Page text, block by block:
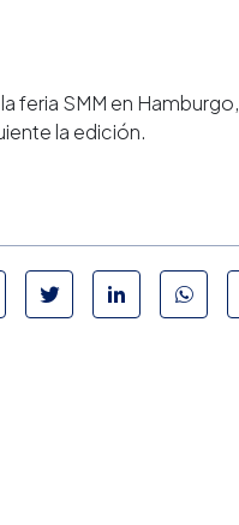
feria SMM en Hamburgo,
la edición.